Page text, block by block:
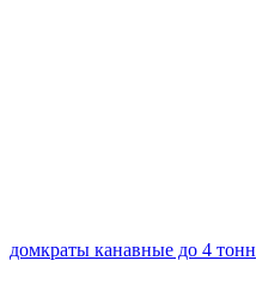
домкраты канавные до 4 тонн